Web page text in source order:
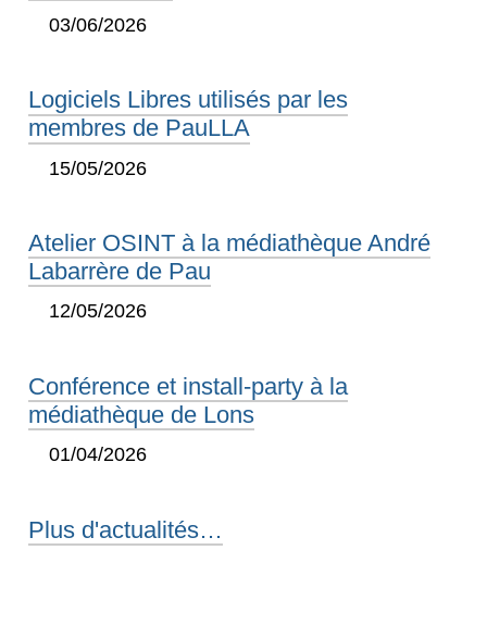
03/06/2026
Logiciels Libres utilisés par les
membres de PauLLA
15/05/2026
Atelier OSINT à la médiathèque André
Labarrère de Pau
12/05/2026
Conférence et install-party à la
médiathèque de Lons
01/04/2026
Plus d'actualités…